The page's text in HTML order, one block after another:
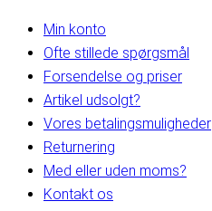
Min konto
Ofte stillede spørgsmål
Forsendelse og priser
Artikel udsolgt?
Vores betalingsmuligheder
Returnering
Med eller uden moms?
Kontakt os